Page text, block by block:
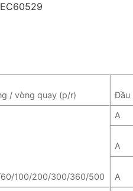
/ vòng quay (p/r) Đầu
100/200/300/360/500
A
A
A